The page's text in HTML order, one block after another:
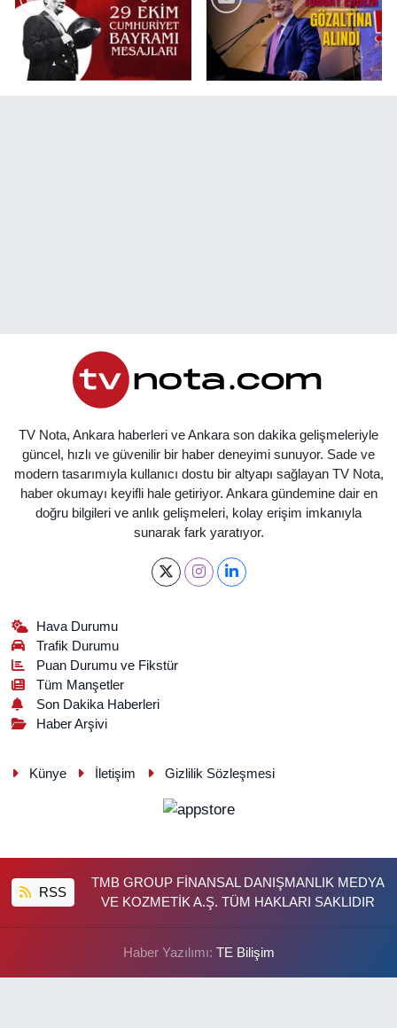
TV Nota, Ankara haberleri ve Ankara son dakika gelişmeleriyle
güncel, hızlı ve güvenilir bir haber deneyimi sunuyor. Sade ve
modern tasarımıyla kullanıcı dostu bir altyapı sağlayan TV Nota,
haber okumayı keyifli hale getiriyor. Ankara gündemine dair en
doğru bilgileri ve anlık gelişmeleri, kolay erişim imkanıyla
sunarak fark yaratıyor.
Hava Durumu
Trafik Durumu
Puan Durumu ve Fikstür
Tüm Manşetler
Son Dakika Haberleri
Haber Arşivi
Künye İletişim Gizlilik Sözleşmesi
RSS
TMB GROUP FİNANSAL DANIŞMANLIK MEDYA
VE KOZMETİK A.Ş. TÜM HAKLARI SAKLIDIR
Haber Yazılımı: TE Bilişim